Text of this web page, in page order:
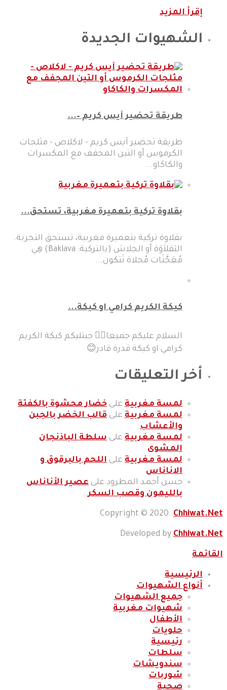
إقرأ المزيد
الشهيوات الجديدة
طريقة تحضير آيس كريم –...
طريقة تحضير آيس كريم - لاكلاص - مثلجات
الكرموس أو التين المجفف مع المكسرات
والكاكاو...
بقلاوة تركية بتعميرة مغربية، تستحق...
بقلاوة تركية بتعميرة مغربية، تستحق التجربة.
البَقلاَوَة أو الجلاش (بالتركية: Baklava)‏ هِي
مُعَجَّنَات مُحلاة تَتكون...
كيكة الكريم كرامي او كيكة...
السلام عليكم جميعا🙋‍♀️ جبتليكم كيكة الكريم
كرامي او كيكة قدرة قادر😊
أخر التعليقات
لمسة مغربية على خضار محشوة بالكفتة
لمسة مغربية على قالب الخضر بالجبن
والأعشاب
لمسة مغربية على سلطة الباذنجان
المشوى
لمسة مغربية على اللحم بالبرقوق و
الاناناس
حسن أحمد المطرود على عصير الأناناس
بالليمون وقصب السكر
Copyright © 2020. Chhiwat.Net
Developed by Chhiwat.Net
القائمة
الرئيسية
أنواع الشهيوات
جميع الشهيوات
شهيوات مغربية
الأطفال
حلويات
رئيسية
سلطات
سندويشات
شوربات
صحية